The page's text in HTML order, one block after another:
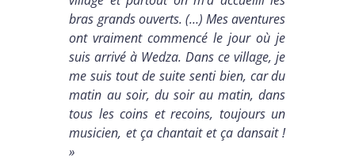
bras grands ouverts. (…) Mes aventures
ont vraiment commencé le jour où je
suis arrivé à Wedza. Dans ce village, je
me suis tout de suite senti bien, car du
matin au soir, du soir au matin, dans
tous les coins et recoins, toujours un
musicien, et ça chantait et ça dansait !
»